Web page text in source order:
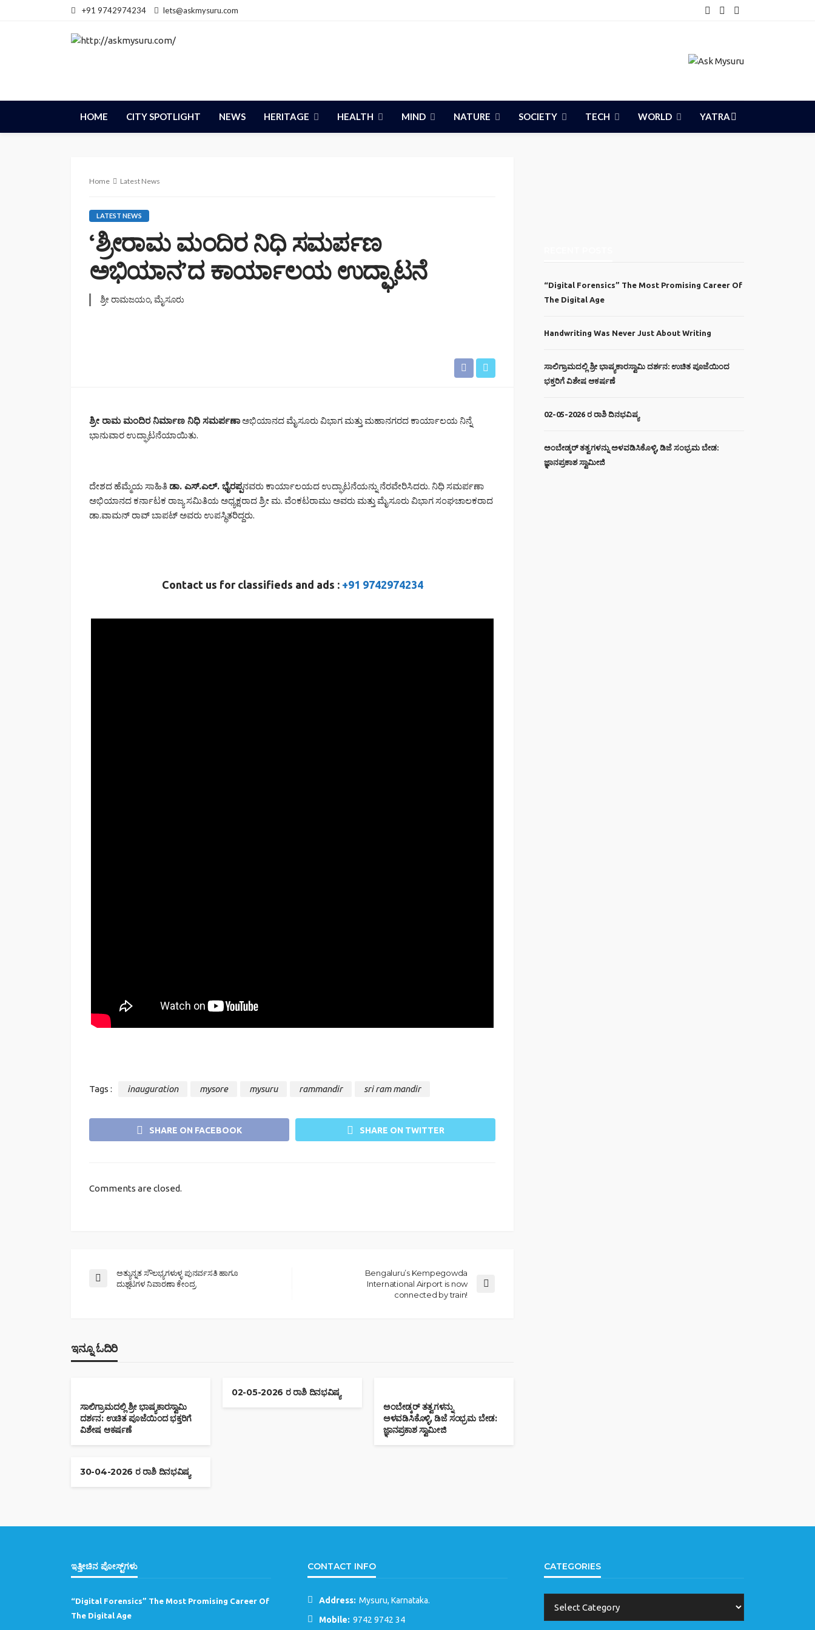
+91 9742974234 lets@askmysuru.com
HOME CITY SPOTLIGHT NEWS HERITAGE HEALTH MIND NATURE SOCIETY TECH WORLD YATRA
Home Latest News
LATEST NEWS
‘ಶ್ರೀರಾಮ ಮಂದಿರ ನಿಧಿ ಸಮರ್ಪಣ
ಅಭಿಯಾನ’ದ ಕಾರ್ಯಾಲಯ ಉದ್ಘಾಟನೆ
ಶ್ರೀ ರಾಮಜಯಂ, ಮೈಸೂರು
ಶ್ರೀ ರಾಮ ಮಂದಿರ ನಿರ್ಮಾಣ ನಿಧಿ ಸಮರ್ಪಣಾಅಭಿಯಾನದ ಮೈಸೂರು ವಿಭಾಗ ಮತ್ತು ಮಹಾನಗರದ ಕಾರ್ಯಾಲಯ ನಿನ್ನೆ
ಭಾನುವಾರ ಉದ್ಘಾಟನೆಯಾಯಿತು.
ದೇಶದ ಹೆಮ್ಮೆಯ ಸಾಹಿತಿಡಾ. ಎಸ್.ಎಲ್. ಭೈರಪ್ಪನವರು ಕಾರ್ಯಾಲಯದ ಉದ್ಘಾಟನೆಯನ್ನು ನೆರವೇರಿಸಿದರು. ನಿಧಿ ಸಮರ್ಪಣಾ
ಅಭಿಯಾನದ ಕರ್ನಾಟಕ ರಾಜ್ಯ ಸಮಿತಿಯ ಅಧ್ಯಕ್ಷರಾದ ಶ್ರೀ ಮ. ವೆಂಕಟರಾಮು ಅವರು ಮತ್ತು ಮೈಸೂರು ವಿಭಾಗ ಸಂಘಚಾಲಕರಾದ
ಡಾ.ವಾಮನ್ ರಾವ್ ಬಾಪಟ್ ಅವರು ಉಪಸ್ಥಿತರಿದ್ದರು.
Contact us for classifieds and ads : +91 9742974234
Tags : inauguration mysore mysuru rammandir sri ram mandir
SHARE ON FACEBOOK SHARE ON TWITTER
Comments are closed.
ಅತ್ಯುನ್ನತ ಸೌಲಭ್ಯಗಳುಳ್ಳ ಪುನರ್ವಸತಿ ಹಾಗೂ
ದುಶ್ಚಟಗಳ ನಿವಾರಣಾ ಕೇಂದ್ರ
Bengaluru’s Kempegowda
International Airport is now
connected by train!
ಇನ್ನೂ ಓದಿರಿ
ಸಾಲಿಗ್ರಾಮದಲ್ಲಿ ಶ್ರೀ ಭಾಷ್ಯಕಾರಸ್ವಾಮಿ
ದರ್ಶನ: ಉಚಿತ ಪೂಜೆಯಿಂದ ಭಕ್ತರಿಗೆ
ವಿಶೇಷ ಆಕರ್ಷಣೆ
02-05-2026 ರ ರಾಶಿ ದಿನಭವಿಷ್ಯ
ಅಂಬೇಡ್ಕರ್ ತತ್ವಗಳನ್ನು
ಅಳವಡಿಸಿಕೊಳ್ಳಿ, ಡಿಜೆ ಸಂಭ್ರಮ ಬೇಡ:
ಜ್ಞಾನಪ್ರಕಾಶ ಸ್ವಾಮೀಜಿ
30-04-2026 ರ ರಾಶಿ ದಿನಭವಿಷ್ಯ
“Digital Forensics” The Most Promising Career Of
The Digital Age
Handwriting Was Never Just About Writing
ಸಾಲಿಗ್ರಾಮದಲ್ಲಿ ಶ್ರೀ ಭಾಷ್ಯಕಾರಸ್ವಾಮಿ ದರ್ಶನ: ಉಚಿತ ಪೂಜೆಯಿಂದ
ಭಕ್ತರಿಗೆ ವಿಶೇಷ ಆಕರ್ಷಣೆ
02-05-2026 ರ ರಾಶಿ ದಿನಭವಿಷ್ಯ
ಅಂಬೇಡ್ಕರ್ ತತ್ವಗಳನ್ನು ಅಳವಡಿಸಿಕೊಳ್ಳಿ, ಡಿಜೆ ಸಂಭ್ರಮ ಬೇಡ:
ಜ್ಞಾನಪ್ರಕಾಶ ಸ್ವಾಮೀಜಿ
ಇತ್ತೀಚಿನ ಪೋಸ್ಟ್‌ಗಳು
“Digital Forensics” The Most Promising Career Of
The Digital Age
CONTACT INFO
Address: Mysuru, Karnataka.
Mobile: 9742 9742 34
CATEGORIES